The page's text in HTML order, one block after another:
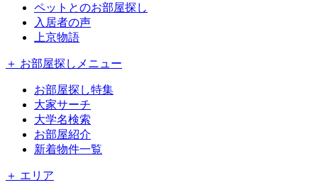
ペットとのお部屋探し
入居者の声
上京物語
＋ お部屋探しメニュー
お部屋探し特集
大家サーチ
大学名検索
お部屋紹介
新着物件一覧
＋ エリア